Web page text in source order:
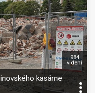
kasárne
984
videní